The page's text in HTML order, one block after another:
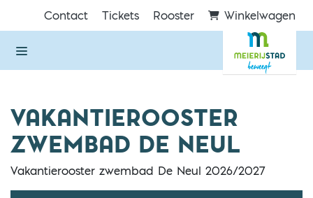
Direct naar de inhoud van de pagina
Contact Tickets Rooster Winkelwagen
VAKANTIEROOSTER
ZWEMBAD DE NEUL
Vakantierooster zwembad De Neul 2026/2027